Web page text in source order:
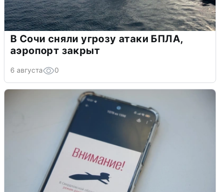
В Сочи сняли угрозу атаки БПЛА,
аэропорт закрыт
6 августа 0